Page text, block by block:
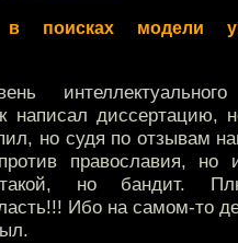
в поисках модели
написал диссертацию,
но судя по отзывам
православия, но
такой, но бандит.
Ибо на самом-то